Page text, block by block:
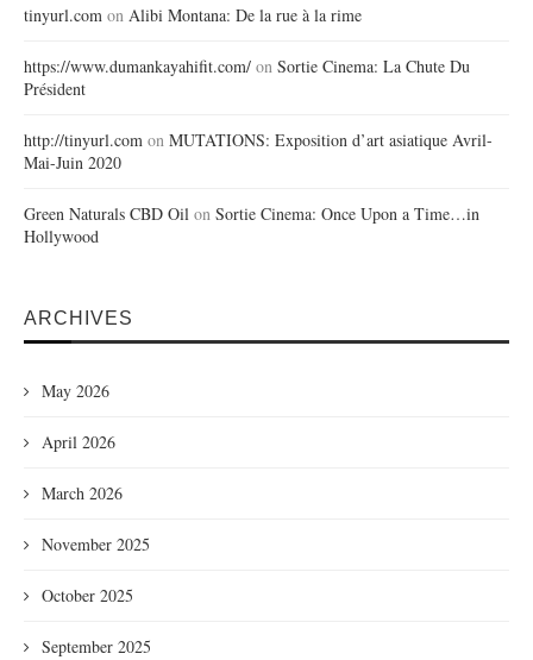
tinyurl.com on Alibi Montana: De la rue à la rime
https://www.dumankayahifit.com/ on Sortie Cinema: La Chute Du
Président
http://tinyurl.com on MUTATIONS: Exposition d’art asiatique Avril-
Mai-Juin 2020
Green Naturals CBD Oil on Sortie Cinema: Once Upon a Time…in
Hollywood
ARCHIVES
May 2026
April 2026
March 2026
November 2025
October 2025
September 2025